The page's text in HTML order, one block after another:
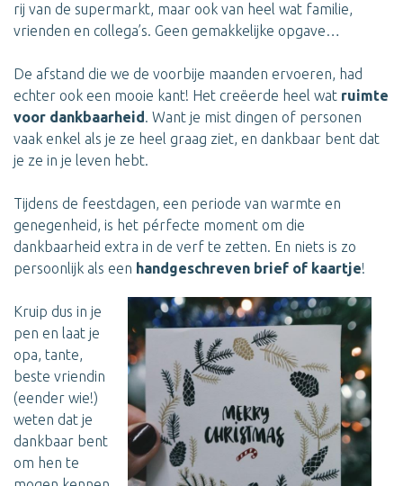
rij van de supermarkt, maar ook van heel wat familie,
vrienden en collega’s. Geen gemakkelijke opgave…
De afstand die we de voorbije maanden ervoeren, had
echter ook een mooie kant! Het creëerde heel wat ruimte
voor dankbaarheid. Want je mist dingen of personen
vaak enkel als je ze heel graag ziet, en dankbaar bent dat
je ze in je leven hebt.
Tijdens de feestdagen, een periode van warmte en
genegenheid, is het pérfecte moment om die
dankbaarheid extra in de verf te zetten. En niets is zo
persoonlijk als een handgeschreven brief of kaartje!
Kruip dus in je
pen en laat je
opa, tante,
beste vriendin
(eender wie!)
weten dat je
dankbaar bent
om hen te